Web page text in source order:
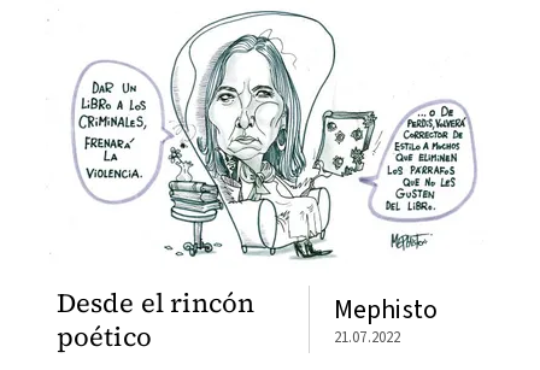
Desde el rincón
poético
Mephisto
21.07.2022